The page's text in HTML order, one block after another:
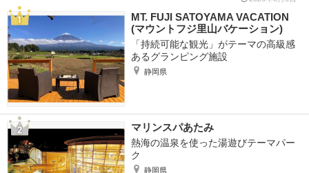
MT. FUJI SATOYAMA VACATION
(マウントフジ里山バケーション)
「持続可能な観光」がテーマの高級感
あるグランピング施設
静岡県
マリンスパあたみ
熱海の温泉を使った湯遊びテーマパー
ク
静岡県